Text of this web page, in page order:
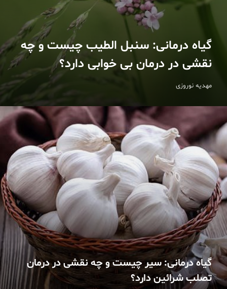
مهدیه نوروزی
گیاه درمانی: سنبل الطیب چیست و چه
نقشی در درمان بی خوابی دارد؟
گیاه درمانی: سیر چیست و چه نقشی در درمان
تصلب شرائین دارد؟